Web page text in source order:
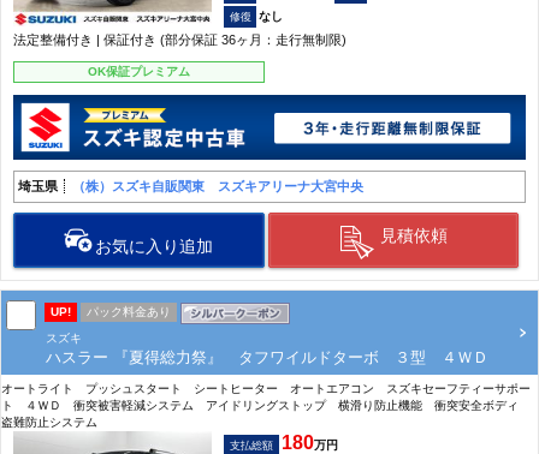
なし
法定整備付き | 保証付き (部分保証 36ヶ月：走行無制限)
OK保証プレミアム
埼玉県 （株）スズキ自販関東 スズキアリーナ大宮中央
お気に入り追加
見積依頼
UP!
パック料金あり
スズキ
ハスラー 『夏得総力祭』 タフワイルドターボ ３型 ４ＷＤ
オートライト プッシュスタート シートヒーター オートエアコン スズキセーフティーサポー
ト ４ＷＤ 衝突被害軽減システム アイドリングストップ 横滑り防止機能 衝突安全ボディ
盗難防止システム
支払総額 180万円